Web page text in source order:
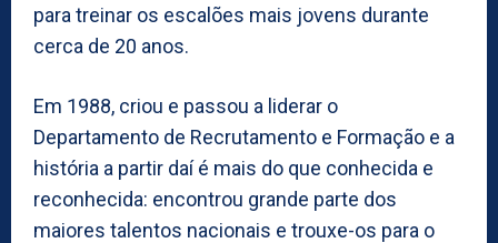
para treinar os escalões mais jovens durante
cerca de 20 anos.
Em 1988, criou e passou a liderar o
Departamento de Recrutamento e Formação e a
história a partir daí é mais do que conhecida e
reconhecida: encontrou grande parte dos
maiores talentos nacionais e trouxe-os para o